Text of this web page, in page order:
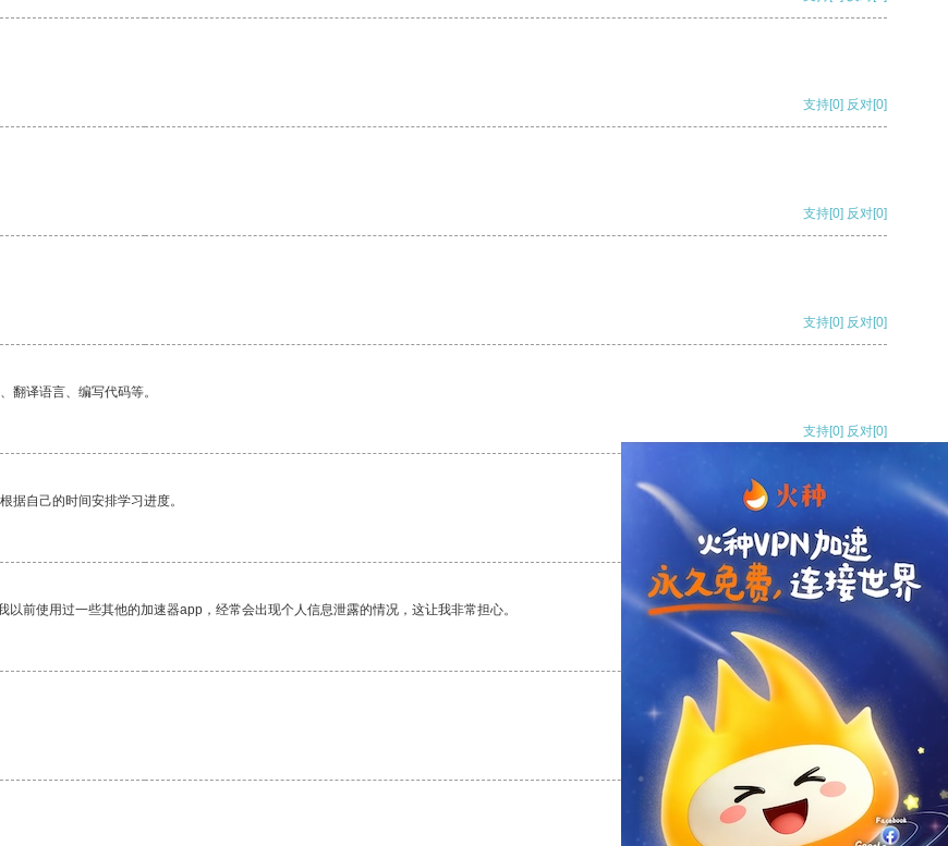
支持[0] 反对[0]
支持[0] 反对[0]
支持[0] 反对[0]
翻译语言、编写代码等。
支持[0] 反对[0]
据自己的时间安排学习进度。
支持[0] 反对
前使用过一些其他的加速器app，经常会出现个人信息泄露的情况，这让我非常担心。
支持
反对 [0]